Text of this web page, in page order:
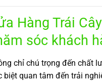
Hàng Trái
sóc khách
chỉ chú trọng đến chất
biệt quan tâm đến trải